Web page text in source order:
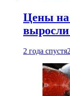
Цены на
2 года спустя